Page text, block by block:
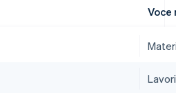
Voce